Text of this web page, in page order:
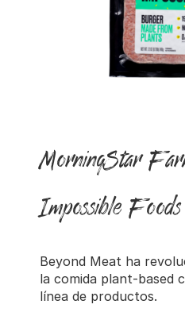
MorningStar
Impossible Foods
Beyond Meat ha
la comida plant-based
línea de productos.